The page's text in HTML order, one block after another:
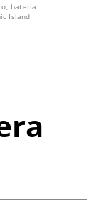
batería
Island